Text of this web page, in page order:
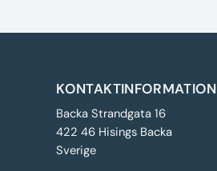
KONTAKTINFORMATION
Backa Strandgata 16
422 46 Hisings Backa
Sverige